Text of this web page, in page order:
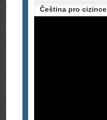
Čeština pro cizince